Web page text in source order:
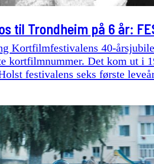
til Trondheim på 6 år:
Kortfilmfestivalens 40-
kortfilmnummer. Det kom ut i
festivalens seks første